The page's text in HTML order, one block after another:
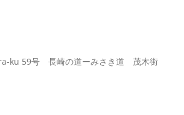
ku 59号 長崎の道ーみさき道 茂木街